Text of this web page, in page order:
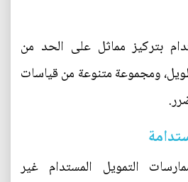
بتركيز مماثل على الحد من
ومجموعة متنوعة من قياسات
التمويل المستدام غير